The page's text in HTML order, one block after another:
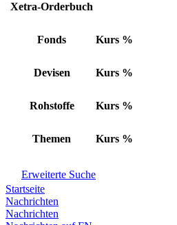
Xetra-Orderbuch
Fonds Kurs %
Devisen Kurs %
Rohstoffe Kurs %
Themen Kurs %
Erweiterte Suche
Startseite
Nachrichten
Nachrichten